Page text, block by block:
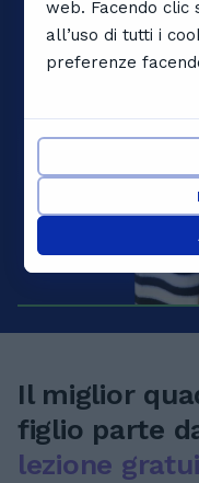
Il miglior
figlio parte
lezione
web. Facendo clic
all’uso di tutti i
preferenze